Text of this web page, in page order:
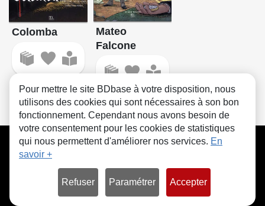
Colomba
Mateo
Falcone
CGU FAQ Contact Cookies
Pour mettre le site BDbase à votre disposition, nous
utilisons des cookies qui sont nécessaires à son bon
fonctionnement. Cependant nous avons besoin de
votre consentement pour les cookies de statistiques
qui nous permettent d'améliorer nos services. En
savoir +
Refuser Paramétrer Accepter